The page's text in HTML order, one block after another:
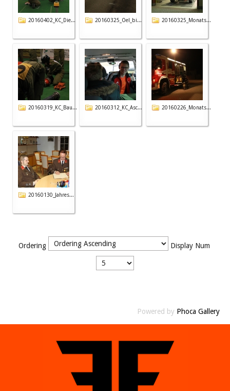
20160402_KC_Die... 20160325_Oel_bi... 20160325_Monats...
20160319_KC_Bau... 20160312_KC_Asc... 20160226_Monats...
20160130_Jahres...
Ordering Display Num
Powered by Phoca Gallery